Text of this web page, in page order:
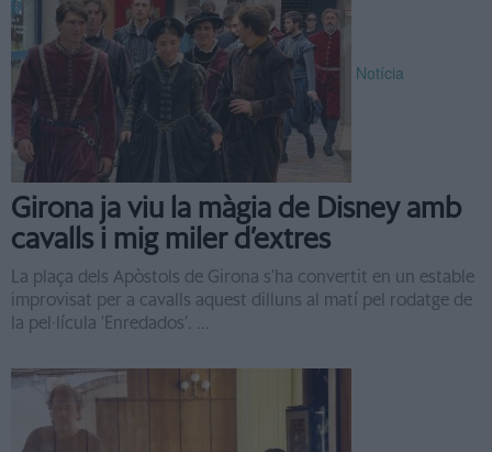
Notícia
Girona ja viu la màgia de Disney amb
cavalls i mig miler d’extres
La plaça dels Apòstols de Girona s’ha convertit en un estable
improvisat per a cavalls aquest dilluns al matí pel rodatge de
la pel·lícula ‘Enredados’. ...